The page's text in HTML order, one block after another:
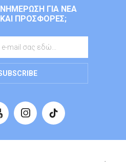
ΓΙΑ ΝΈΑ
ΠΡΟΣΦΟΡΈΣ;